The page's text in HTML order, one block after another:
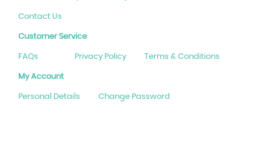
Contact Us
Customer Service
FAQs Privacy Policy Terms & Conditions
My Account
Personal Details Change Password